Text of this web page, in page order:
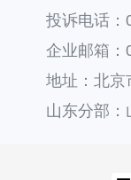
投诉电话：
企业邮箱：
地址：北京
层121
山东分部：